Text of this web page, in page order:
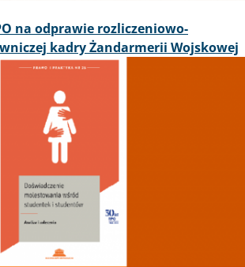
na odprawie rozliczeniowo-
kadry Żandarmerii Wojskowej